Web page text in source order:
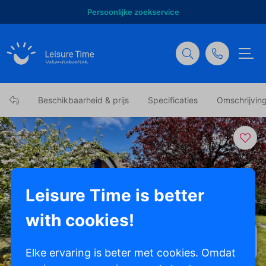
Persoonlijke zoekservice
Beschikbaarheid & prijs Specificaties
Leisure Time is better
with cookies!
Elke ervaring is beter met cookies. Omdat